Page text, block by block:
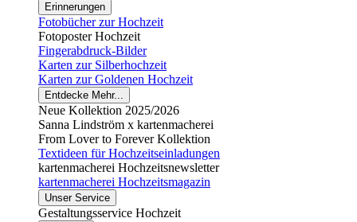
Erinnerungen
Fotobücher zur Hochzeit
Fotoposter Hochzeit
Fingerabdruck-Bilder
Karten zur Silberhochzeit
Karten zur Goldenen Hochzeit
Entdecke Mehr...
Neue Kollektion 2025/2026
Sanna Lindström x kartenmacherei
From Lover to Forever Kollektion
Textideen für Hochzeitseinladungen
kartenmacherei Hochzeitsnewsletter
kartenmacherei Hochzeitsmagazin
Unser Service
Gestaltungsservice Hochzeit